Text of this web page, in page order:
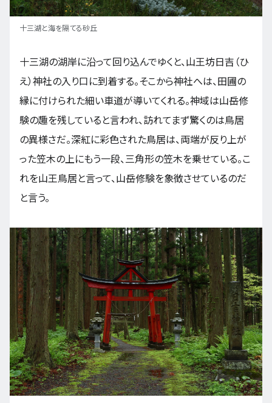
十三湖と海を隔てる砂丘
十三湖の湖岸に沿って回り込んでゆくと、山王坊日吉（ひ
え）神社の入り口に到着する。そこから神社へは、田圃の
縁に付けられた細い車道が導いてくれる。神域は山岳修
験の趣を残していると言われ、訪れてまず驚くのは鳥居
の異様さだ。深紅に彩色された鳥居は、両端が反り上が
った笠木の上にもう一段、三角形の笠木を乗せている。こ
れを山王鳥居と言って、山岳修験を象徴させているのだ
と言う。